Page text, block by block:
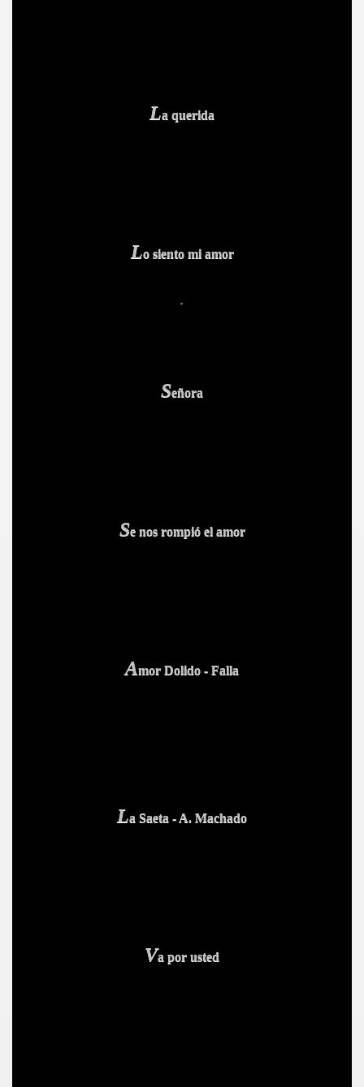
La querida
Lo siento mi amor
.
Señora
Se nos rompió el amor
Amor Dolido - Falla
La Saeta - A. Machado
Va por usted